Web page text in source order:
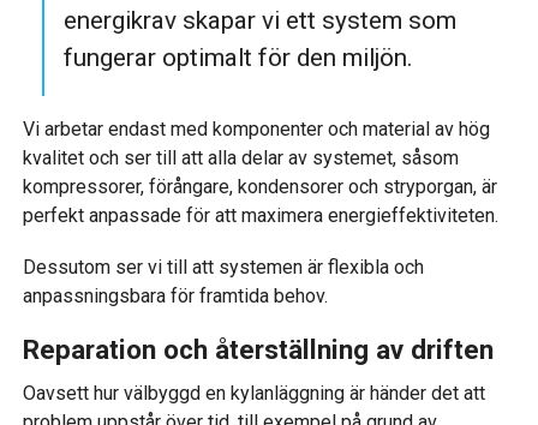
energikrav skapar vi ett system som
fungerar optimalt för den miljön.
Vi arbetar endast med komponenter och material av hög
kvalitet och ser till att alla delar av systemet, såsom
kompressorer, förångare, kondensorer och stryporgan, är
perfekt anpassade för att maximera energieffektiviteten.
Dessutom ser vi till att systemen är flexibla och
anpassningsbara för framtida behov.
Reparation och återställning av driften
Oavsett hur välbyggd en kylanläggning är händer det att